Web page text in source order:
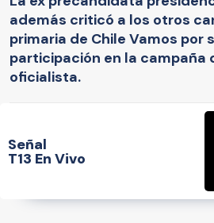
además criticó a los otros
primaria de Chile Vamos por
participación en la campaña
oficialista.
Señal
T13 En Vivo